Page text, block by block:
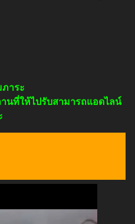
าระ
นที่ให้ไปรับสามารถแอดไลน์